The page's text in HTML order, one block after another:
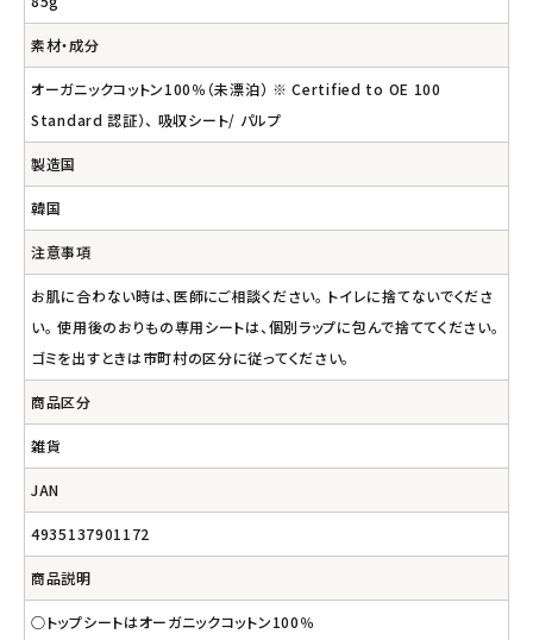
素材・成分
オーガニックコットン100％（未漂泊） ※ Certified to OE 100
Standard 認証）、 吸収シート/ パルプ
製造国
韓国
注意事項
お肌に合わない時は、医師にご相談ください。 トイレに捨てないでくださ
い。 使用後のおりもの専用シートは、個別ラップに包んで捨ててください。
ゴミを出すときは市町村の区分に従ってください。
商品区分
雑貨
JAN
4935137901172
商品説明
○トップシートはオーガニックコットン100％